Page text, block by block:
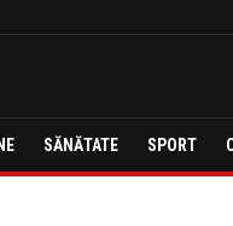
SĂNĂTATE SPORT